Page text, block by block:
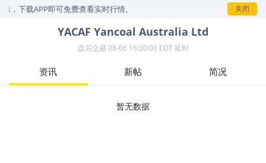
，下载APP即可免费查看实时行情。 关闭
YACAF Yancoal Australia Ltd
盘后交易 08-06 16:00:00 EDT 延时
资讯 新帖 简况
暂无数据